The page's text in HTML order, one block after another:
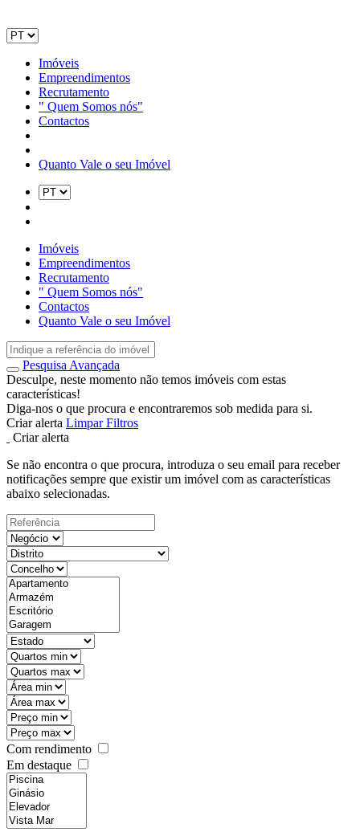
Imóveis
Empreendimentos
Recrutamento
" Quem Somos nós"
Contactos
Quanto Vale o seu Imóvel
Imóveis
Empreendimentos
Recrutamento
" Quem Somos nós"
Contactos
Quanto Vale o seu Imóvel
Pesquisa Avançada
Desculpe, neste momento não temos imóveis com estas
características!
Diga-nos o que procura e encontraremos sob medida para si.
Criar alerta Limpar Filtros
Criar alerta
Se não encontra o que procura, introduza o seu email para receber
notificações sempre que existir um imóvel com as características
abaixo selecionadas.
Com rendimento
Em destaque